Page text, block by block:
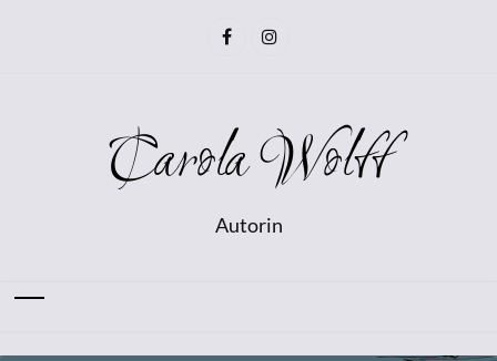
Carola Wolff
Autorin